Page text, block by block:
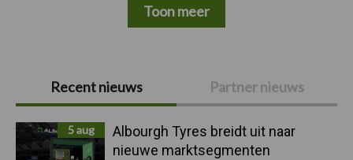
Primaire
Sidebar
Recent nieuws Partner nieuws
5 aug
Albourgh Tyres breidt uit naar
nieuwe marktsegmenten
Toon meer